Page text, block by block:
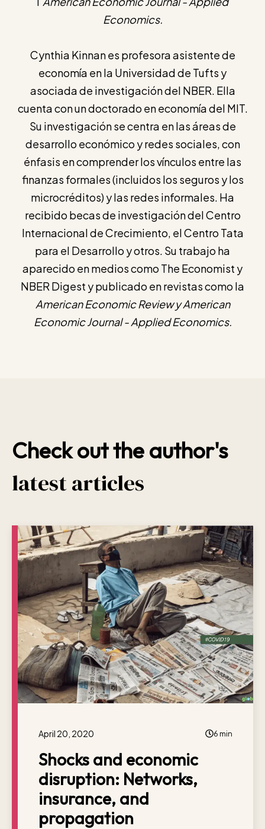
Economics.
Cynthia Kinnan es profesora asistente de
economía en la Universidad de Tufts y
asociada de investigación del NBER. Ella
cuenta con un doctorado en economía del MIT.
Su investigación se centra en las áreas de
desarrollo económico y redes sociales, con
énfasis en comprender los vínculos entre las
finanzas formales (incluidos los seguros y los
microcréditos) y las redes informales. Ha
recibido becas de investigación del Centro
Internacional de Crecimiento, el Centro Tata
para el Desarrollo y otros. Su trabajo ha
aparecido en medios como The Economist y
NBER Digest y publicado en revistas como la
American Economic Review y American
Economic Journal - Applied Economics.
Check out the author's
latest articles
April 20, 2020 6 min
Shocks and economic
disruption: Networks,
insurance, and
propagation